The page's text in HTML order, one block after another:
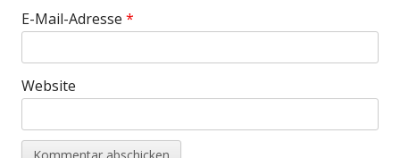
E-Mail-Adresse *
Website